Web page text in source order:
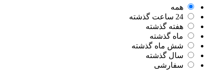
همه
24 ساعت گذشته
هفته گذشته
ماه گذشته
شش ماه گذشته
سال گذشته
سفارشی